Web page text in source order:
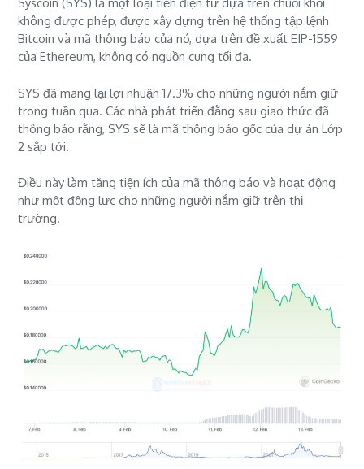
không được phép, được xây dựng trên hệ thống tập lệnh
Bitcoin và mã thông báo của nó, dựa trên đề xuất EIP-1559
của Ethereum, không có nguồn cung tối đa.
SYS đã mang lại lợi nhuận 17.3% cho những người nắm giữ
trong tuần qua. Các nhà phát triển đằng sau giao thức đã
thông báo rằng, SYS sẽ là mã thông báo gốc của dự án Lớp
2 sắp tới.
Điều này làm tăng tiện ích của mã thông báo và hoạt động
như một động lực cho những người nắm giữ trên thị
trường.